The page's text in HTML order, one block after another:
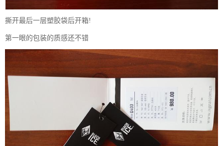
撕开最后一层塑胶袋后开箱!
第一眼的包装的质感还不错